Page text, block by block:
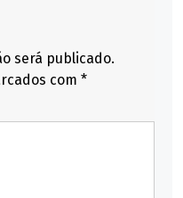
será publicado.
com *